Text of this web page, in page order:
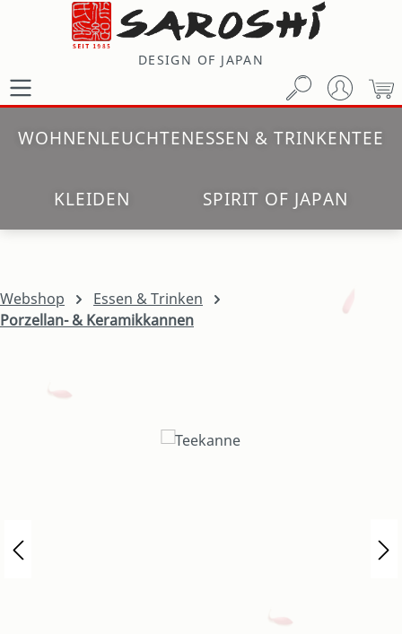
Zum Hauptinhalt springen
DESIGN OF JAPAN
WOHNENLEUCHTENESSEN & TRINKENTEE
KLEIDEN SPIRIT OF JAPAN
Webshop
Essen & Trinken
Porzellan- & Keramikkannen
Bildergalerie überspringen